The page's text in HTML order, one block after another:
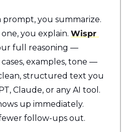
you summarize.
you explain. Wispr
full reasoning —
examples, tone —
structured text you
Claude, or any AI tool.
up immediately.
follow-ups out.